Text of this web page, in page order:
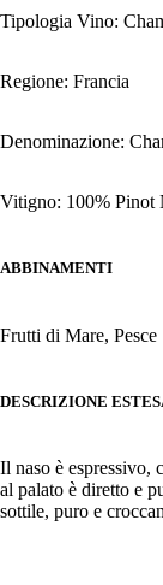
Tipologia Vino:
Regione: Francia
Denominazione:
Vitigno: 100% Pinot
ABBINAMENTI
Frutti di Mare, Pesce
DESCRIZIONE
Il naso è espressivo,
al palato è diretto e
sottile, puro e